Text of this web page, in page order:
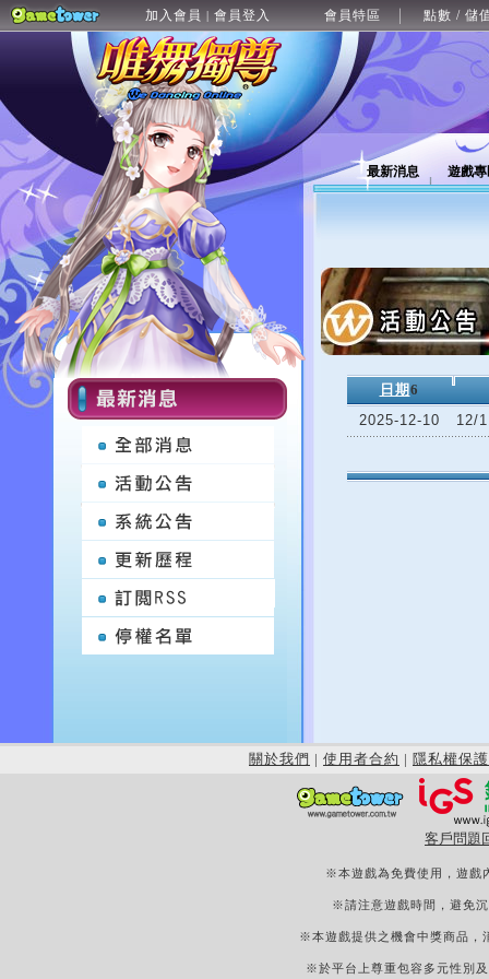
加入會員 | 會員登入 會員特區 點數 / 儲
最新消息 遊戲
日期 6
2025-12-10
12/
關於我們 | 使用者合約 | 隱私權保護
客戶問題
※本遊戲為免費使用，遊戲
※請注意遊戲時間，避免
※本遊戲提供之機會中獎商品，
※於平台上尊重包容多元性別